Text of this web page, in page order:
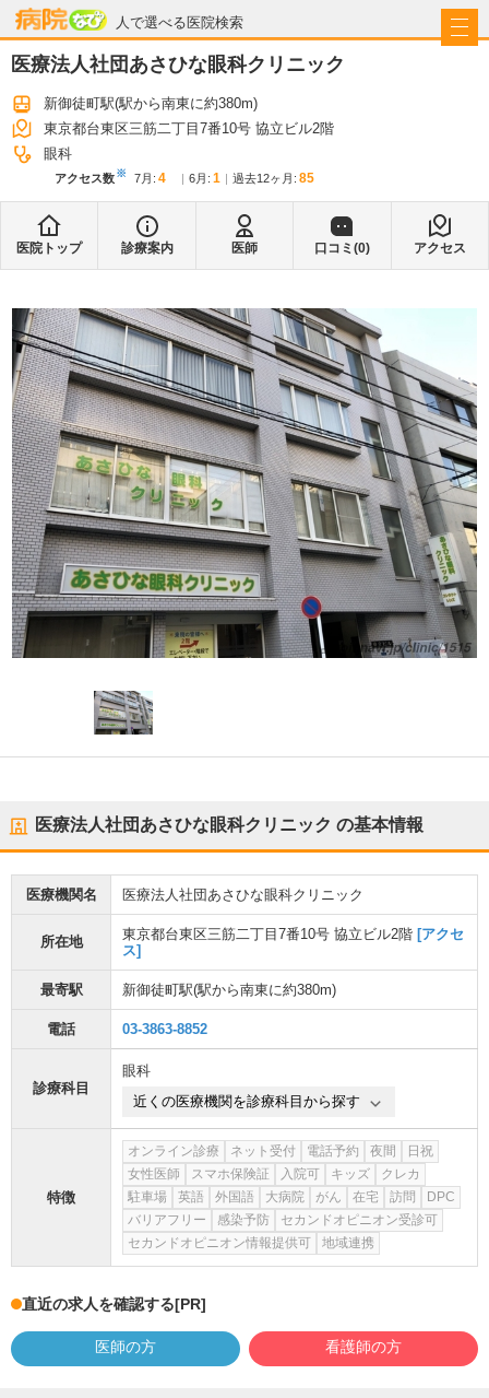
人で選べる医院検索
病院なび
医療法人社団あさひな眼科クリニック
新御徒町駅(駅から南東に約380m)
東京都台東区三筋二丁目7番10号 協立ビル2階
眼科
アクセス数※ 7月 : 4 6月 : 1 過去12ヶ月: 85
医院トップ 診療案内 医師 口コミ(0) アクセス
医療法人社団あさひな眼科クリニック の基本情報
医療機関名 医療法人社団あさひな眼科クリニック
所在地 東京都台東区三筋二丁目7番10号 協立ビル2階 [アクセ
ス]
最寄駅 新御徒町駅(駅から南東に約380m)
電話 03-3863-8852
診療科目
眼科
近くの医療機関を診療科目から探す
特徴
オンライン診療 ネット受付 電話予約 夜間
日祝
女性医師
スマホ保険証 入院可 キッズ
クレカ
駐車場
英語 外国語 大病院 がん 在宅 訪問
DPC
バリアフリー
感染予防
セカンドオピニオン受診可
セカンドオピニオン情報提供可
地域連携
直近の求人を確認する[PR]
医師の方 看護師の方